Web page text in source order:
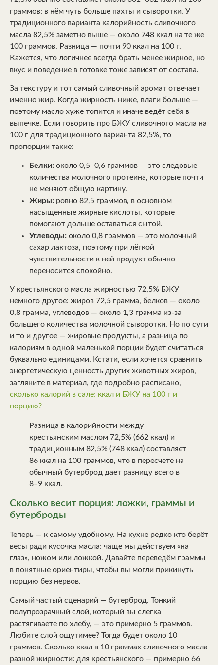
граммов: в нём чуть больше пахты и сыворотки. У
традиционного варианта калорийность сливочного
масла 82,5% заметно выше — около 748 ккал на те же
100 граммов. Разница — почти 90 ккал на 100 г.
Кажется, что логичнее всегда брать менее жирное, но
вкус и поведение в готовке тоже зависят от состава.
За текстуру и тот самый сливочный аромат отвечает
именно жир. Когда жирность ниже, влаги больше —
поэтому масло хуже топится и иначе ведёт себя в
выпечке. Если говорить про БЖУ сливочного масла на
100 г для традиционного варианта 82,5%, то
пропорции такие:
Белки: около 0,5–0,6 граммов — это следовые
количества молочного протеина, которые почти
не меняют общую картину.
Жиры: ровно 82,5 граммов, в основном
насыщенные жирные кислоты, которые
помогают дольше оставаться сытой.
Углеводы: около 0,8 граммов — это молочный
сахар лактоза, поэтому при лёгкой
чувствительности к ней продукт обычно
переносится спокойно.
У крестьянского масла жирностью 72,5% БЖУ
немного другое: жиров 72,5 грамма, белков — около
0,8 грамма, углеводов — около 1,3 грамма из-за
большего количества молочной сыворотки. Но по сути
и то и другое — жировые продукты, а разница по
калориям в одной маленькой порции будет считаться
буквально единицами. Кстати, если хочется сравнить
энергетическую ценность других животных жиров,
загляните в материал, где подробно расписано,
сколько калорий в сале: ккал и БЖУ на 100 г и
порцию?
Разница в калорийности между
крестьянским маслом 72,5% (662 ккал) и
традиционным 82,5% (748 ккал) составляет
86 ккал на 100 граммов, что в пересчете на
обычный бутерброд дает разницу всего в
8–9 ккал.
Сколько весит порция: ложки, граммы и
бутерброды
Теперь — к самому удобному. На кухне редко кто берёт
весы ради кусочка масла: чаще мы действуем «на
глаз», ножом или ложкой. Давайте переведём граммы
в понятные ориентиры, чтобы вы могли прикинуть
порцию без нервов.
Самый частый сценарий — бутерброд. Тонкий
полупрозрачный слой, который вы слегка
растягиваете по хлебу, — это примерно 5 граммов.
Любите слой ощутимее? Тогда будет около 10
граммов. Сколько ккал в 10 граммах сливочного масла
разной жирности: для крестьянского — примерно 66